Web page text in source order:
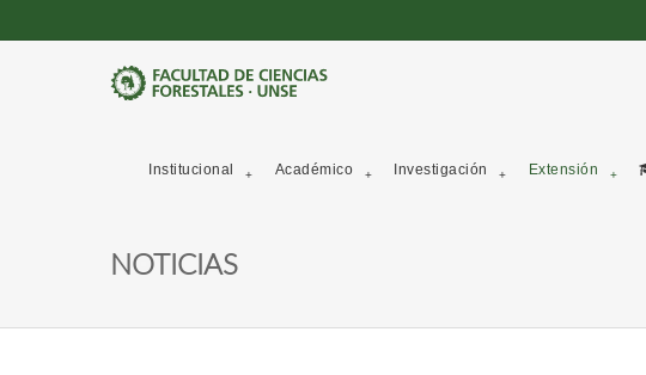
Institucional Académico Investigación Extensión
NOTICIAS